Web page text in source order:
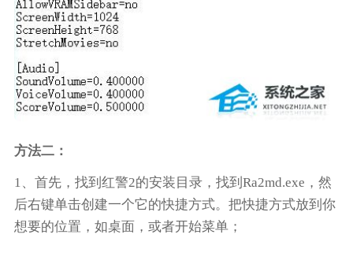
方法二：
1、首先，找到红警2的安装目录，找到Ra2md.exe，然
后右键单击创建一个它的快捷方式。把快捷方式放到你
想要的位置，如桌面，或者开始菜单；